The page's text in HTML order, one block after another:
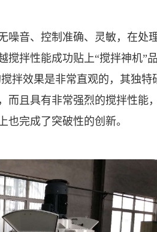
噪音、控制准确、灵敏，在处
拌性能成功贴上“搅拌神机”品
拌效果是非常直观的，其独特
而且具有非常强烈的搅拌性能
完成了突破性的创新。